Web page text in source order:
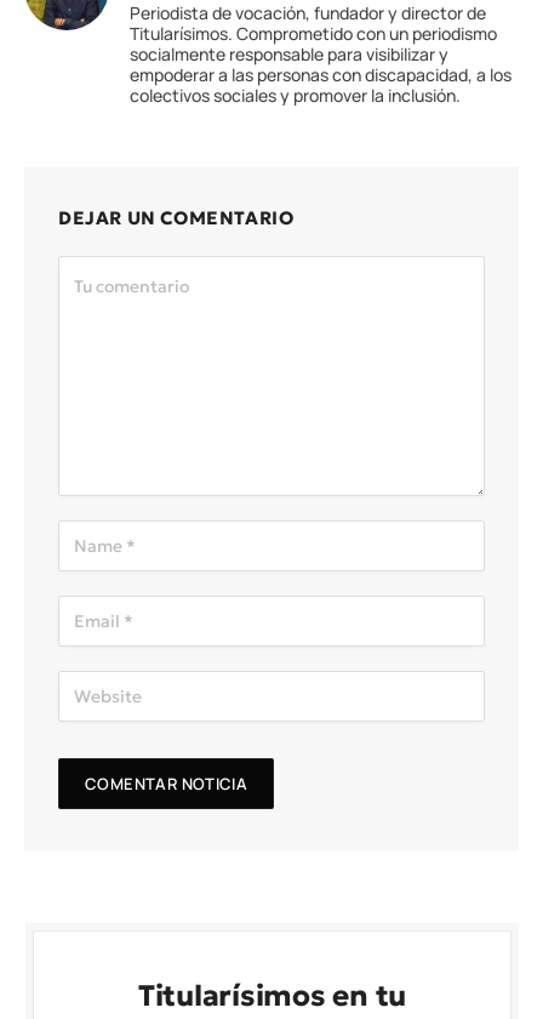
Periodista de vocación, fundador y director de
Titularísimos. Comprometido con un periodismo
socialmente responsable para visibilizar y
empoderar a las personas con discapacidad, a los
colectivos sociales y promover la inclusión.
DEJAR UN COMENTARIO
Titularísimos en tu